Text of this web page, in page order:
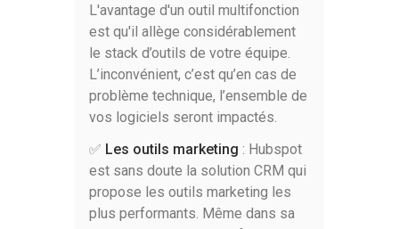
L'avantage d'un outil multifonction
est qu'il allège considérablement
le stack d’outils de votre équipe.
L’inconvénient, c’est qu’en cas de
problème technique, l’ensemble de
vos logiciels seront impactés.
✅ Les outils marketing : Hubspot
est sans doute la solution CRM qui
propose les outils marketing les
plus performants. Même dans sa